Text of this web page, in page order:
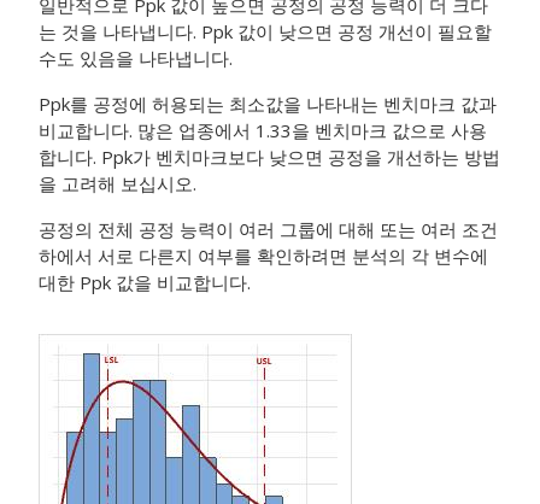
일반적으로 Ppk 값이 높으면 공정의 공정 능력이 더 크다
는 것을 나타냅니다. Ppk 값이 낮으면 공정 개선이 필요할
수도 있음을 나타냅니다.
Ppk를 공정에 허용되는 최소값을 나타내는 벤치마크 값과
비교합니다. 많은 업종에서 1.33을 벤치마크 값으로 사용
합니다. Ppk가 벤치마크보다 낮으면 공정을 개선하는 방법
을 고려해 보십시오.
공정의 전체 공정 능력이 여러 그룹에 대해 또는 여러 조건
하에서 서로 다른지 여부를 확인하려면 분석의 각 변수에
대한 Ppk 값을 비교합니다.